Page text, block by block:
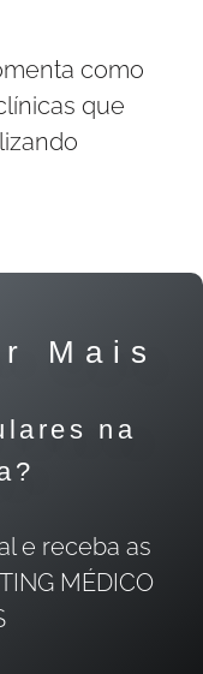
como
que
Mais
na
e receba as
MÉDICO